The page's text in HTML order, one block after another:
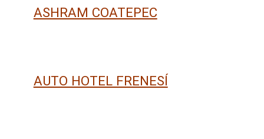
ASHRAM COATEPEC
AUTO HOTEL FRENESÍ